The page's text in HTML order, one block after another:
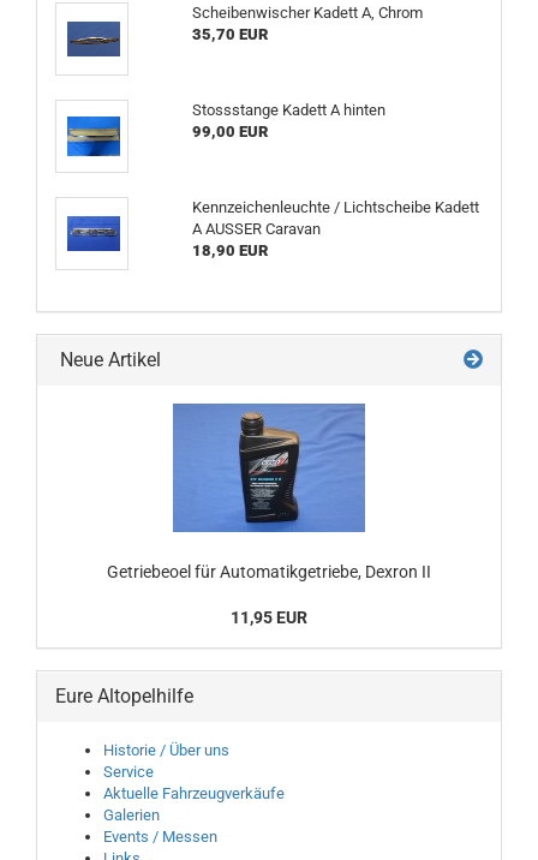
Scheibenwischer Kadett A, Chrom
35,70 EUR
Stossstange Kadett A hinten
99,00 EUR
Kennzeichenleuchte / Lichtscheibe Kadett
A AUSSER Caravan
18,90 EUR
Neue Artikel
Getriebeoel für Automatikgetriebe, Dexron II
11,95 EUR
Eure Altopelhilfe
Historie / Über uns
Service
Aktuelle Fahrzeugverkäufe
Galerien
Events / Messen